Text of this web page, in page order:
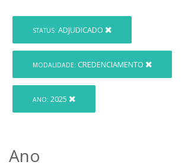
STATUS: ADJUDICADO
MODALIDADE: CREDENCIAMENTO
ANO: 2025
Ano